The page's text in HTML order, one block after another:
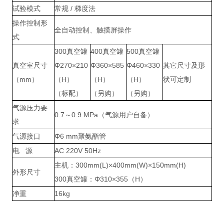
试验模式
常规 / 梯度法
操作控制形
式
全自动控制、触摸屏操作
真空室尺寸
（mm）
300真空罐
Φ270×210
（H）
（标配）
400真空罐
Φ360×585
（H）
（另购）
500真空罐
Φ460×330
（H）
（另购）
其它尺寸及形
状可定制
气源压力要
求
0.7～0.9 MPa（气源用户自备）
气源接口
Φ6 mm聚氨酯管
电 源
AC 220V 50Hz
外形尺寸
主机：300mm(L)×400mm(W)×150mm(H)
300真空罐：Φ310×355（H）
净重
16kg